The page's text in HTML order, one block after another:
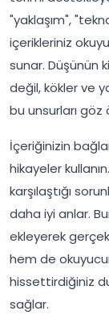
"yaklaşım",
içerikleriniz
sunar. Düşünün
değil, kökler ve
bu unsurları
İçeriğinizin
hikayeler
karşılaştığı
daha iyi anlar.
ekleyerek
hem de
hissettirdiğiniz
sağlar.